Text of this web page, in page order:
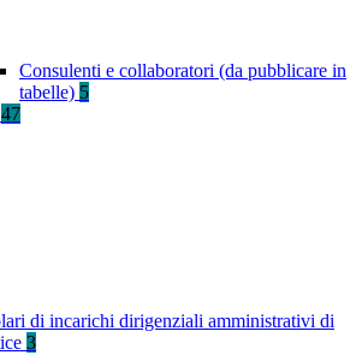
Consulenti e collaboratori (da pubblicare in
tabelle) 5
47
di incarichi dirigenziali amministrativi di
3